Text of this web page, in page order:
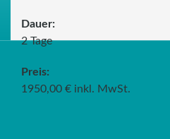
Dauer:
2 Tage
Preis:
1950,00 € inkl. MwSt.